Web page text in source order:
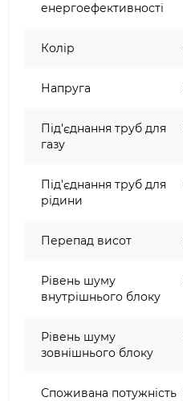
енергоефективності
Колір
Напруга
Під'єднання труб для
газу
Під'єднання труб для
рідини
Перепад висот
Рівень шуму
внутрішнього блоку
Рівень шуму
зовнішнього блоку
Споживана потужність